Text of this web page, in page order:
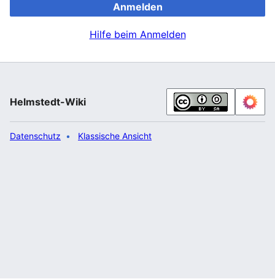
Anmelden
Hilfe beim Anmelden
Helmstedt-Wiki
Datenschutz Klassische Ansicht